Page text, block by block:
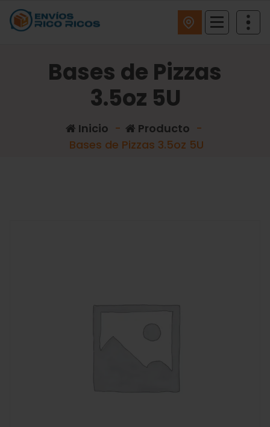
Bases de Pizzas
3.5oz 5U
Inicio - Producto -
Bases de Pizzas 3.5oz 5U